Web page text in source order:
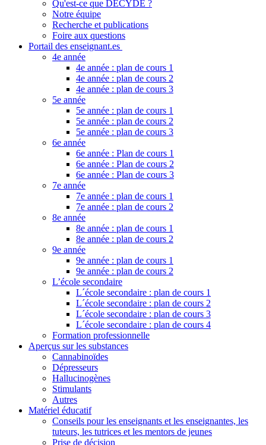
Qu'est-ce que DECYDE ?
Notre équipe
Recherche et publications
Foire aux questions
Portail des enseignant.es
4e année
4e année : plan de cours 1
4e année : plan de cours 2
4e année : plan de cours 3
5e année
5e année : plan de cours 1
5e année : plan de cours 2
5e année : plan de cours 3
6e année
6e année : Plan de cours 1
6e année : Plan de cours 2
6e année : Plan de cours 3
7e année
7e année : plan de cours 1
7e année : plan de cours 2
8e année
8e année : plan de cours 1
8e année : plan de cours 2
9e année
9e année : plan de cours 1
9e année : plan de cours 2
L’école secondaire
L´école secondaire : plan de cours 1
L´école secondaire : plan de cours 2
L´école secondaire : plan de cours 3
L´école secondaire : plan de cours 4
Formation professionnelle
Aperçus sur les substances
Cannabinoïdes
Dépresseurs
Hallucinogènes
Stimulants
Autres
Matériel éducatif
Conseils pour les enseignants et les enseignantes, les
tuteurs, les tutrices et les mentors de jeunes
Prise de décision